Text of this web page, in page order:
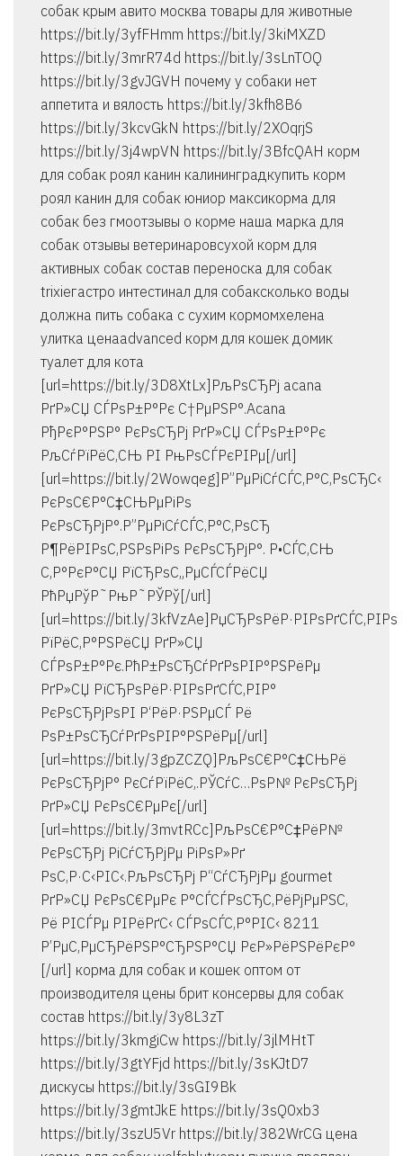
собак крым авито москва товары для животные
https://bit.ly/3yfFHmm https://bit.ly/3kiMXZD
https://bit.ly/3mrR74d https://bit.ly/3sLnTOQ
https://bit.ly/3gvJGVH почему у собаки нет
аппетита и вялость https://bit.ly/3kfh8B6
https://bit.ly/3kcvGkN https://bit.ly/2XOqrjS
https://bit.ly/3j4wpVN https://bit.ly/3BfcQAH корм
для собак роял канин калининградкупить корм
роял канин для собак юниор максикорма для
собак без гмоотзывы о корме наша марка для
собак отзывы ветеринаровсухой корм для
активных собак состав переноска для собак
trixieгастро интестинал для собаксколько воды
должна пить собака с сухим кормомхелена
улитка ценаadvanced корм для кошек домик
туалет для кота
[url=https://bit.ly/3D8XtLx]РљРѕСЂРј acana
РґР»СЏ СЃРѕР±Р°Рє С†РµРЅР°.Acana
РђРєР°РЅР° РєРѕСЂРј РґР»СЏ СЃРѕР±Р°Рє
РљСѓРїРёС‚СЊ РІ РњРѕСЃРєРІРµ[/url]
[url=https://bit.ly/2Wowqeg]Р”РµРіСѓСЃС‚Р°С‚РѕСЂС‹
РєРѕС€Р°С‡СЊРµРіРѕ
РєРѕСЂРјР°.Р”РµРіСѓСЃС‚Р°С‚РѕСЂ
Р¶РёРІРѕС‚РЅРѕРіРѕ РєРѕСЂРјР°. Р•СЃС‚СЊ
С‚Р°РєР°СЏ РїСЂРѕС„РµСЃСЃРёСЏ
РћРџРўР˜РњР˜РЎРў[/url]
[url=https://bit.ly/3kfVzAe]РџСЂРѕРёР·РІРѕРґСЃС‚РІРѕ
РїРёС‚Р°РЅРёСЏ РґР»СЏ
СЃРѕР±Р°Рє.РћР±РѕСЂСѓРґРѕРІР°РЅРёРµ
РґР»СЏ РїСЂРѕРёР·РІРѕРґСЃС‚РІР°
РєРѕСЂРјРѕРІ Р‘РёР·РЅРµСЃ Рё
РѕР±РѕСЂСѓРґРѕРІР°РЅРёРµ[/url]
[url=https://bit.ly/3gpZCZQ]РљРѕС€Р°С‡СЊРё
РєРѕСЂРјР° РєСѓРїРёС‚.РЎСѓС…РѕР№ РєРѕСЂРј
РґР»СЏ РєРѕС€РµРє[/url]
[url=https://bit.ly/3mvtRCc]РљРѕС€Р°С‡РёР№
РєРѕСЂРј РіСѓСЂРјРµ РіРѕР»Рґ
РѕС‚Р·С‹РІС‹.РљРѕСЂРј Р“СѓСЂРјРµ gourmet
РґР»СЏ РєРѕС€РµРє Р°СЃСЃРѕСЂС‚РёРјРµРЅС‚
Рё РІСЃРµ РІРёРґС‹ СЃРѕСЃС‚Р°РІС‹ 8211
Р’РµС‚РµСЂРёРЅР°СЂРЅР°СЏ РєР»РёРЅРёРєР°
[/url] корма для собак и кошек оптом от
производителя цены брит консервы для собак
состав https://bit.ly/3y8L3zT
https://bit.ly/3kmgiCw https://bit.ly/3jlMHtT
https://bit.ly/3gtYFjd https://bit.ly/3sKJtD7
дискусы https://bit.ly/3sGI9Bk
https://bit.ly/3gmtJkE https://bit.ly/3sQ0xb3
https://bit.ly/3szU5Vr https://bit.ly/382WrCG цена